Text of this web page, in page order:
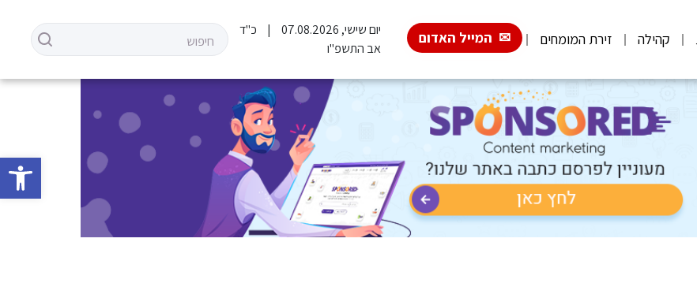
פתח
קהילה זירת המומחים המייל האדום יום שישי, 07.08.2026
כ"ד
אב התשפ"ו